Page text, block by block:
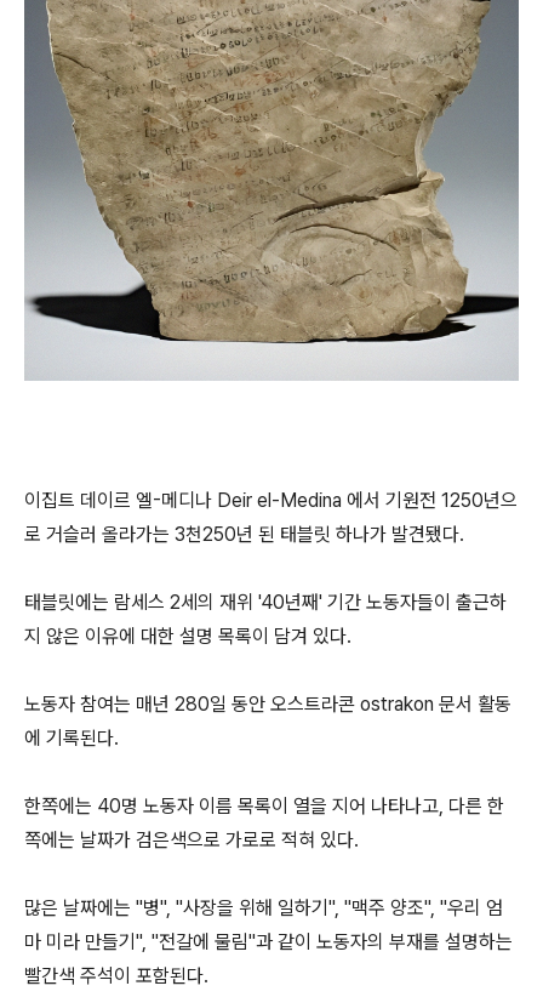
이집트 데이르 엘-메디나 Deir el-Medina 에서 기원전 1250년으
로 거슬러 올라가는 3천250년 된 태블릿 하나가 발견됐다.
태블릿에는 람세스 2세의 재위 '40년째' 기간 노동자들이 출근하
지 않은 이유에 대한 설명 목록이 담겨 있다.
노동자 참여는 매년 280일 동안 오스트라콘 ostrakon 문서 활동
에 기록된다.
한쪽에는 40명 노동자 이름 목록이 열을 지어 나타나고, 다른 한
쪽에는 날짜가 검은색으로 가로로 적혀 있다.
많은 날짜에는 "병", "사장을 위해 일하기", "맥주 양조", "우리 엄
마 미라 만들기", "전갈에 물림"과 같이 노동자의 부재를 설명하는
빨간색 주석이 포함된다.